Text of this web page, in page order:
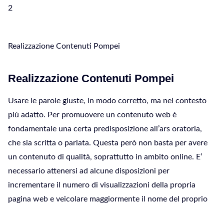
2
Realizzazione Contenuti Pompei
Realizzazione Contenuti Pompei
Usare le parole giuste, in modo corretto, ma nel contesto
più adatto. Per promuovere un contenuto web è
fondamentale una certa predisposizione all’ars oratoria,
che sia scritta o parlata. Questa però non basta per avere
un contenuto di qualità, soprattutto in ambito online. E’
necessario attenersi ad alcune disposizioni per
incrementare il numero di visualizzazioni della propria
pagina web e veicolare maggiormente il nome del proprio